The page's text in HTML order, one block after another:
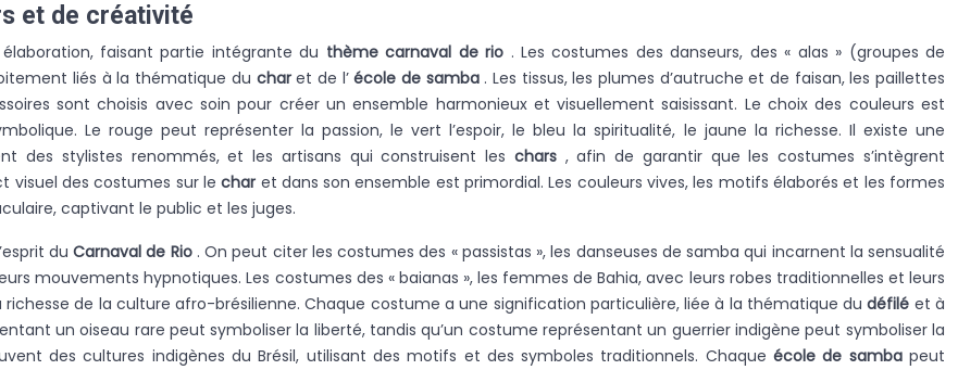
et de créativité
faisant partie intégrante du thème carnaval de rio . Les costumes des danseurs, des « alas » (groupes de
liés à la thématique du charet de l’école de samba . Les tissus, les plumes d’autruche et de faisan, les paillettes
sont choisis avec soin pour créer un ensemble harmonieux et visuellement saisissant. Le choix des couleurs est
Le rouge peut représenter la passion, le vert l’espoir, le bleu la spiritualité, le jaune la richesse. Il existe une
des stylistes renommés, et les artisans qui construisent les chars , afin de garantir que les costumes s’intègrent
visuel des costumes sur lechar et dans son ensemble est primordial. Les couleurs vives, les motifs élaborés et les formes
captivant le public et les juges.
du Carnaval de Rio . On peut citer les costumes des « passistas », les danseuses de samba qui incarnent la sensualité
mouvements hypnotiques. Les costumes des « baianas », les femmes de Bahia, avec leurs robes traditionnelles et leurs
de la culture afro-brésilienne. Chaque costume a une signification particulière, liée à la thématique dudéfilé et à
un oiseau rare peut symboliser la liberté, tandis qu’un costume représentant un guerrier indigène peut symboliser la
des cultures indigènes du Brésil, utilisant des motifs et des symboles traditionnels. Chaqueécole de sambapeut